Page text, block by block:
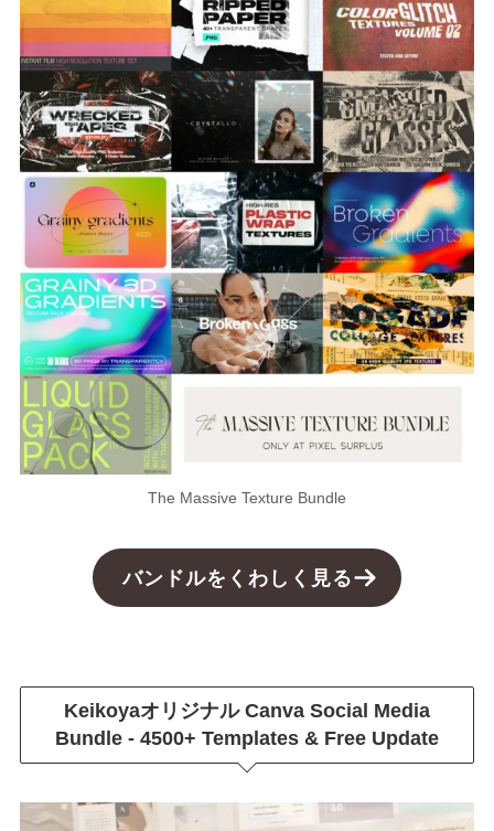
The Massive Texture Bundle
バンドルをくわしく見る
Keikoyaオリジナル Canva Social Media
Bundle - 4500+ Templates & Free Update